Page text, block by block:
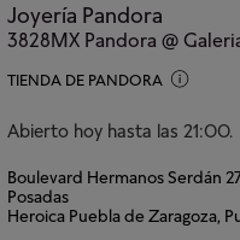
Joyería Pandora
TIENDA DE PANDORA
Abierto hoy hasta las 21:00.
Boulevard Hermanos Serdán
Posadas
Heroica Puebla de Zaragoza,